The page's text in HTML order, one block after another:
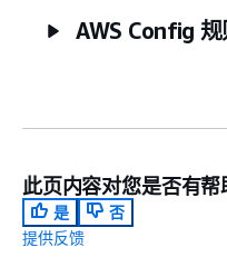
AWS Config
此页内容对您是否有帮
是
否
提供反馈